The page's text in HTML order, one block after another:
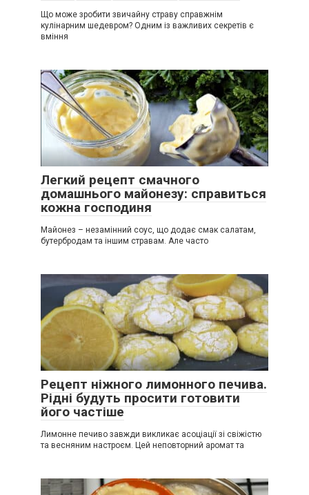
Що може зробити звичайну страву справжнім
кулінарним шедевром? Одним із важливих секретів є
вміння
Легкий рецепт смачного
домашнього майонезу: справиться
кожна господиня
Майонез – незамінний соус, що додає смак салатам,
бутербродам та іншим стравам. Але часто
Рецепт ніжного лимонного печива.
Рідні будуть просити готовити
його частіше
Лимонне печиво завжди викликає асоціації зі свіжістю
та весняним настроєм. Цей неповторний аромат та